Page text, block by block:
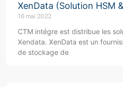
XenData (Solution HSM
16 mai 2022
CTM intégre est distribue les
Xendata. XenData est un
de stockage de